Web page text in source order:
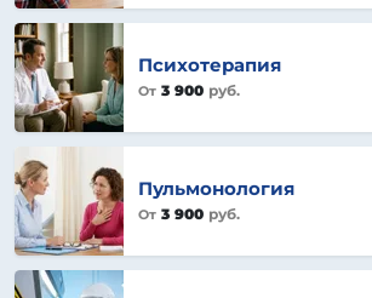
Психотерапия
От 3 900 руб.
Пульмонология
От 3 900 руб.